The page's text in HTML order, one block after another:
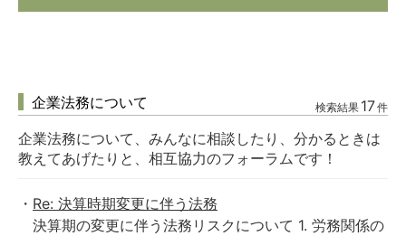
企業法務について 検索結果 17件
企業法務について、みんなに相談したり、分かるときは
教えてあげたりと、相互協力のフォーラムです！
Re: 決算時期変更に伴う法務
決算期の変更に伴う法務リスクについて 1. 労務関係の